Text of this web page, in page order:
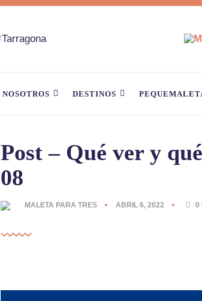
Tarragona
NOSOTROS DESTINOS
Post – Qué ver y
08
MALETA PARA TRES ABRIL 6, 2022 0